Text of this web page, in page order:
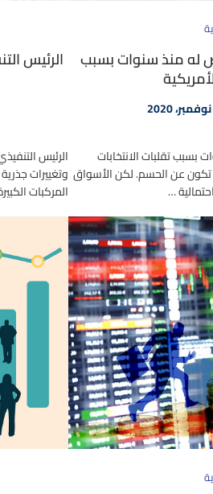
له منذ سنوات بسبب
تقلبات الانتخابات
ما تكون عن الحسم. لكن الأسواق
…
الرئيس
الرئيس
وتغييرات
المركبات